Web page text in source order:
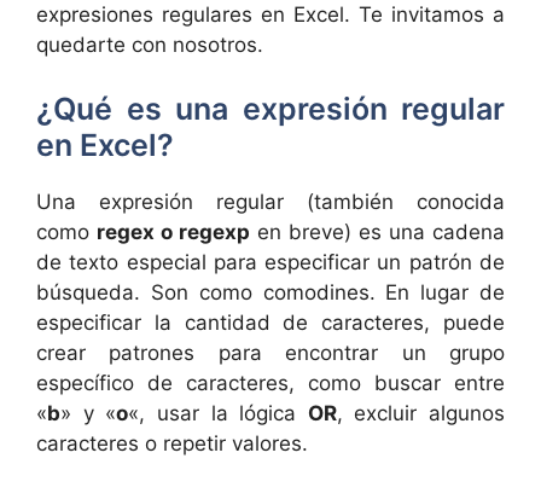
expresiones regulares en Excel. Te invitamos a
quedarte con nosotros.
¿Qué es una expresión regular
en Excel?
Una expresión regular (también conocida
como regex o regexp en breve) es una cadena
de texto especial para especificar un patrón de
búsqueda. Son como comodines. En lugar de
especificar la cantidad de caracteres, puede
crear patrones para encontrar un grupo
específico de caracteres, como buscar entre
«b» y «o«, usar la lógica OR, excluir algunos
caracteres o repetir valores.